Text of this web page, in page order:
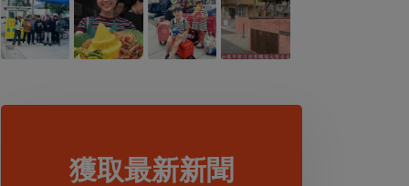
獲取最新新聞